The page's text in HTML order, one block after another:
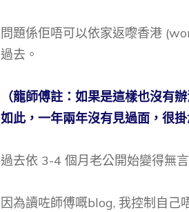
問題係佢唔可以依家返嚟香港
過去。
（龍師傅註：如果是這樣也沒有
如此，一年兩年沒有見過面，很
過去依 3-4 個月老公開始變得無
因為讀咗師傅嘅blog, 我控制自己